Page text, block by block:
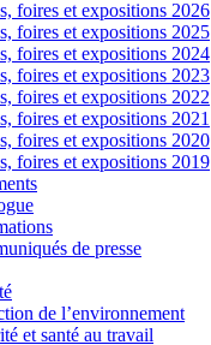
foires et expositions 2026
foires et expositions 2025
foires et expositions 2024
foires et expositions 2023
foires et expositions 2022
foires et expositions 2021
foires et expositions 2020
foires et expositions 2019
de presse
de l’environnement
et santé au travail